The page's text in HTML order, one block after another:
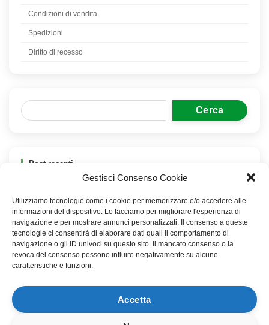
Gestisci Consenso Cookie
Utilizziamo tecnologie come i cookie per memorizzare e/o accedere alle
informazioni del dispositivo. Lo facciamo per migliorare l'esperienza di
navigazione e per mostrare annunci personalizzati. Il consenso a queste
tecnologie ci consentirà di elaborare dati quali il comportamento di
navigazione o gli ID univoci su questo sito. Il mancato consenso o la
revoca del consenso possono influire negativamente su alcune
caratteristiche e funzioni.
Accetta
Condizioni di vendita
Spedizioni
Diritto di recesso
Cerca
Post recenti
Earthing
Come utilizzare il Biotensor con le piante
Webinar Live 27 Giugno 2024